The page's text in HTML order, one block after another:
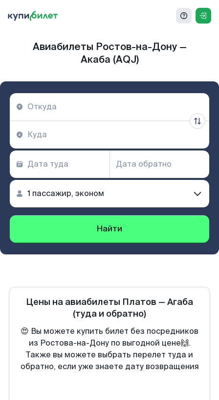
Авиабилеты Ростов-на-Дону —
Акаба (AQJ)
Найти
Цены на авиабилеты Платов — Агаба
(туда и обратно)
😍 Вы можете купить билет без посредников
из Ростова-на-Дону по выгодной цене🙌.
Также вы можете выбрать перелет туда и
обратно, если уже знаете дату возвращения